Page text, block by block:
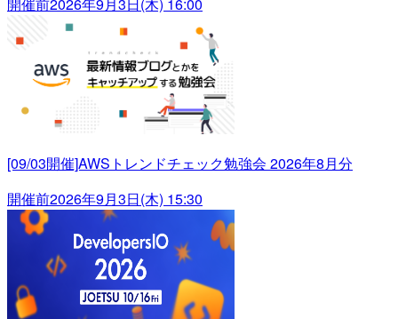
[09/03開催]AWSトレンドチェック勉強会 2026年8月分
開催前2026年9月3日(木) 15:30